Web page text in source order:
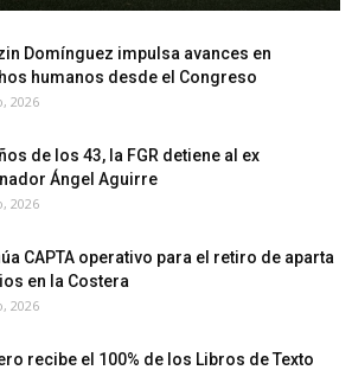
Domínguez impulsa avances en
humanos desde el Congreso
2026
de los 43, la FGR detiene al ex
Ángel Aguirre
2026
CAPTA operativo para el retiro de aparta
en la Costera
2026
recibe el 100% de los Libros de Texto